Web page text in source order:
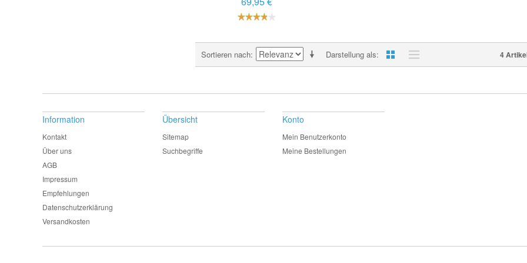
Darstellung als
Sortieren nach 4
Information
Kontakt
Über uns
AGB
Impressum
Empfehlungen
Datenschutzerklärung
Versandkosten
Übersicht
Sitemap
Suchbegriffe
Konto
Mein Benutzerkonto
Meine Bestellungen